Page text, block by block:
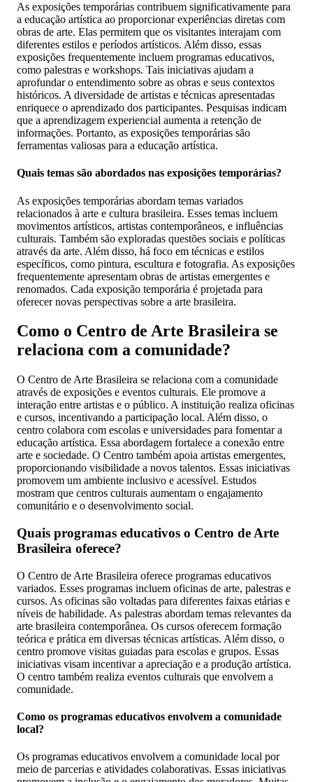
As exposições temporárias contribuem significativamente para
a educação artística ao proporcionar experiências diretas com
obras de arte. Elas permitem que os visitantes interajam com
diferentes estilos e períodos artísticos. Além disso, essas
exposições frequentemente incluem programas educativos,
como palestras e workshops. Tais iniciativas ajudam a
aprofundar o entendimento sobre as obras e seus contextos
históricos. A diversidade de artistas e técnicas apresentadas
enriquece o aprendizado dos participantes. Pesquisas indicam
que a aprendizagem experiencial aumenta a retenção de
informações. Portanto, as exposições temporárias são
ferramentas valiosas para a educação artística.
Quais temas são abordados nas exposições temporárias?
As exposições temporárias abordam temas variados
relacionados à arte e cultura brasileira. Esses temas incluem
movimentos artísticos, artistas contemporâneos, e influências
culturais. Também são exploradas questões sociais e políticas
através da arte. Além disso, há foco em técnicas e estilos
específicos, como pintura, escultura e fotografia. As exposições
frequentemente apresentam obras de artistas emergentes e
renomados. Cada exposição temporária é projetada para
oferecer novas perspectivas sobre a arte brasileira.
Como o Centro de Arte Brasileira se
relaciona com a comunidade?
O Centro de Arte Brasileira se relaciona com a comunidade
através de exposições e eventos culturais. Ele promove a
interação entre artistas e o público. A instituição realiza oficinas
e cursos, incentivando a participação local. Além disso, o
centro colabora com escolas e universidades para fomentar a
educação artística. Essa abordagem fortalece a conexão entre
arte e sociedade. O Centro também apoia artistas emergentes,
proporcionando visibilidade a novos talentos. Essas iniciativas
promovem um ambiente inclusivo e acessível. Estudos
mostram que centros culturais aumentam o engajamento
comunitário e o desenvolvimento social.
Quais programas educativos o Centro de Arte
Brasileira oferece?
O Centro de Arte Brasileira oferece programas educativos
variados. Esses programas incluem oficinas de arte, palestras e
cursos. As oficinas são voltadas para diferentes faixas etárias e
níveis de habilidade. As palestras abordam temas relevantes da
arte brasileira contemporânea. Os cursos oferecem formação
teórica e prática em diversas técnicas artísticas. Além disso, o
centro promove visitas guiadas para escolas e grupos. Essas
iniciativas visam incentivar a apreciação e a produção artística.
O centro também realiza eventos culturais que envolvem a
comunidade.
Como os programas educativos envolvem a comunidade
local?
Os programas educativos envolvem a comunidade local por
meio de parcerias e atividades colaborativas. Essas iniciativas